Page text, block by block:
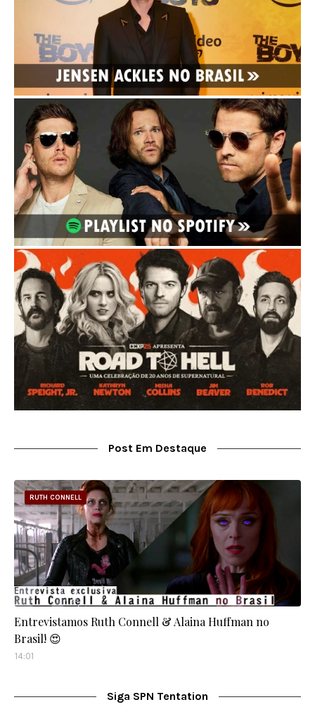
Post Em Destaque
RUTH CONNELL
Entrevistamos Ruth Connell & Alaina Huffman no
Brasil! 😍
14:01
Siga SPN Tentation